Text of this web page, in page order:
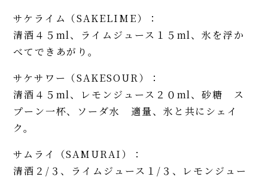
サケライム（SAKELIME）：
清酒４５ml、ライムジュース１５ml、氷を浮か
べてできあがり。
サケサワー（SAKESOUR）：
清酒４５ml、レモンジュース２０ml、砂糖 ス
プーン一杯、ソーダ水 適量、氷と共にシェイ
ク。
サムライ（SAMURAI）：
清酒２/３、ライムジュース１/３、レモンジュー